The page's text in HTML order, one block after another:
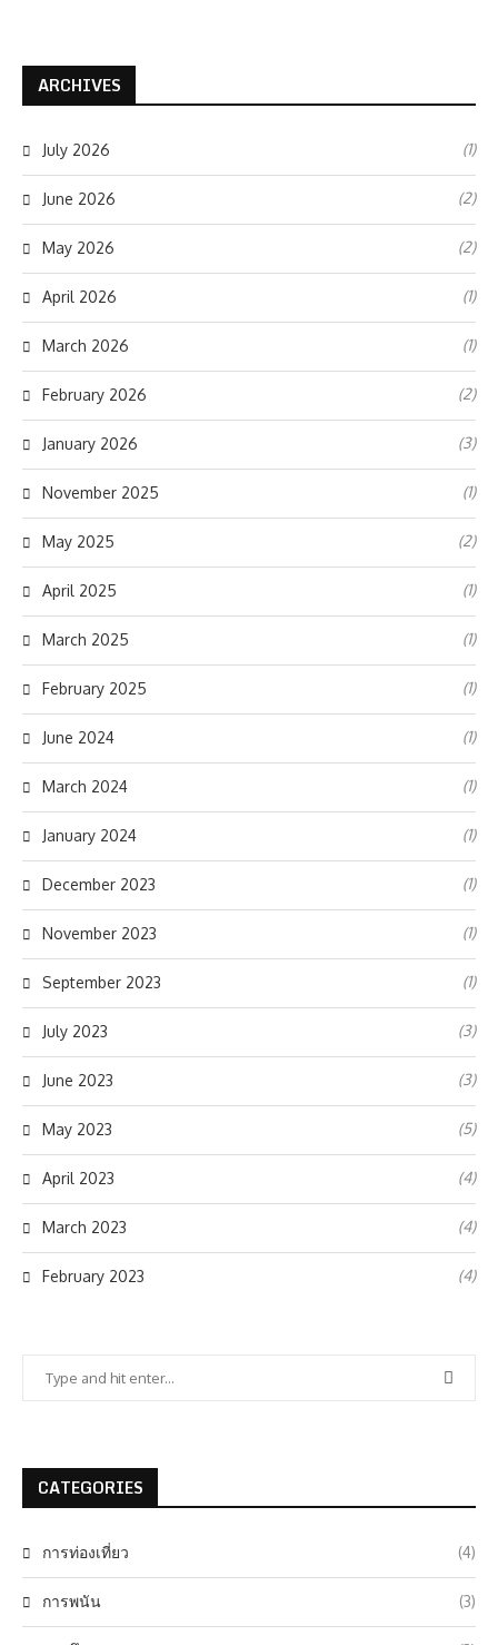
ARCHIVES
July 2026 (1)
June 2026 (2)
May 2026 (2)
April 2026 (1)
March 2026 (1)
February 2026 (2)
January 2026 (3)
November 2025 (1)
May 2025 (2)
April 2025 (1)
March 2025 (1)
February 2025 (1)
June 2024 (1)
March 2024 (1)
January 2024 (1)
December 2023 (1)
November 2023 (1)
September 2023 (1)
July 2023 (3)
June 2023 (3)
May 2023 (5)
April 2023 (4)
March 2023 (4)
February 2023 (4)
CATEGORIES
การท่องเที่ยว (4)
การพนัน (3)